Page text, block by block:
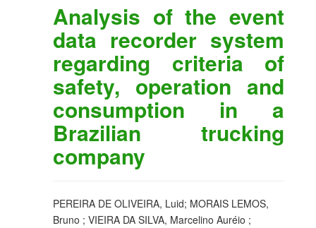
Analysis of the event
data recorder system
regarding criteria of
safety, operation and
consumption in a
Brazilian trucking
company
PEREIRA DE OLIVEIRA, Luid; MORAIS LEMOS,
Bruno ; VIEIRA DA SILVA, Marcelino Auréio ;